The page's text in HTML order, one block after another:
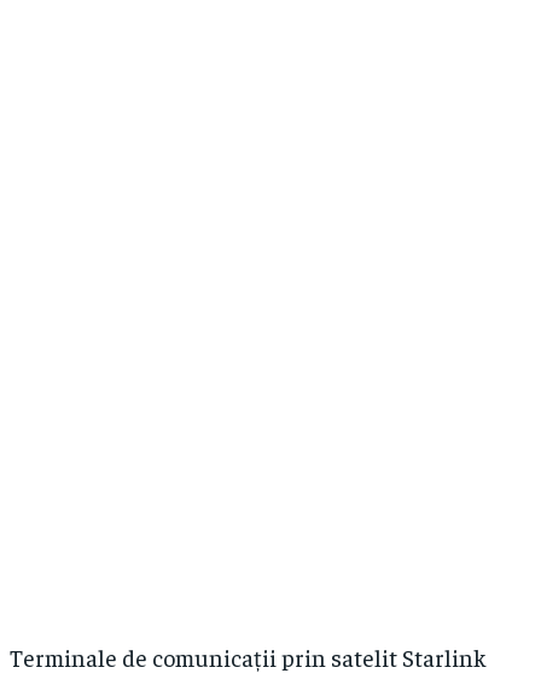
Terminale de comunicații prin satelit Starlink